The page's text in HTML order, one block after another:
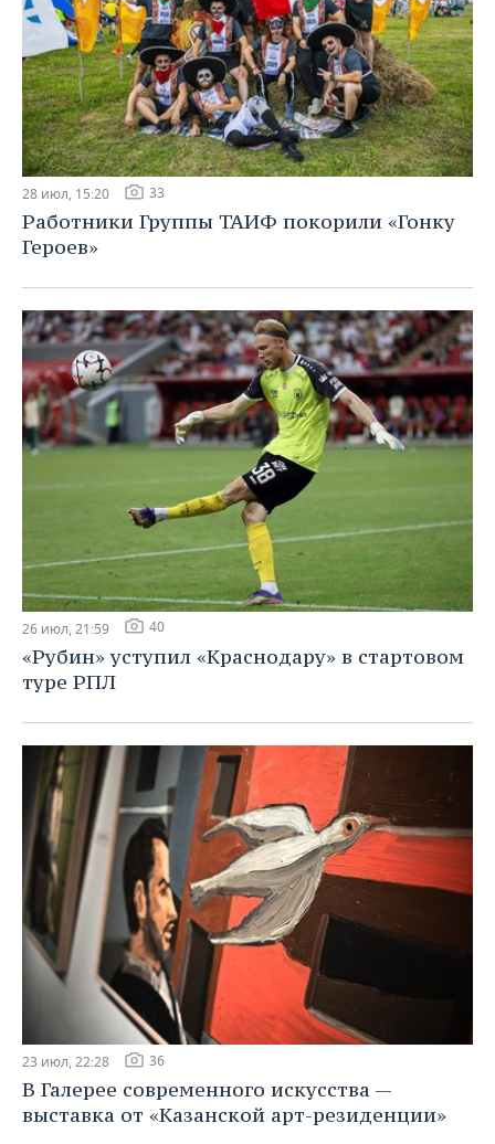
28 июл, 15:20 33
Работники Группы ТАИФ покорили «Гонку
Героев»
26 июл, 21:59 40
«Рубин» уступил «Краснодару» в стартовом
туре РПЛ
23 июл, 22:28 36
В Галерее современного искусства —
выставка от «Казанской арт-резиденции»